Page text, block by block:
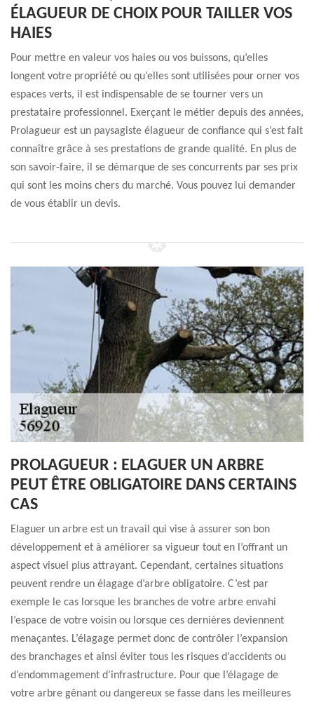
ÉLAGUEUR DE CHOIX POUR TAILLER VOS
HAIES
Pour mettre en valeur vos haies ou vos buissons, qu’elles
longent votre propriété ou qu’elles sont utilisées pour orner vos
espaces verts, il est indispensable de se tourner vers un
prestataire professionnel. Exerçant le métier depuis des années,
Prolagueur est un paysagiste élagueur de confiance qui s’est fait
connaître grâce à ses prestations de grande qualité. En plus de
son savoir-faire, il se démarque de ses concurrents par ses prix
qui sont les moins chers du marché. Vous pouvez lui demander
de vous établir un devis.
PROLAGUEUR : ELAGUER UN ARBRE
PEUT ÊTRE OBLIGATOIRE DANS CERTAINS
CAS
Elaguer un arbre est un travail qui vise à assurer son bon
développement et à améliorer sa vigueur tout en l’offrant un
aspect visuel plus attrayant. Cependant, certaines situations
peuvent rendre un élagage d’arbre obligatoire. C’est par
exemple le cas lorsque les branches de votre arbre envahi
l’espace de votre voisin ou lorsque ces dernières deviennent
menaçantes. L’élagage permet donc de contrôler l’expansion
des branchages et ainsi éviter tous les risques d’accidents ou
d’endommagement d’infrastructure. Pour que l’élagage de
votre arbre gênant ou dangereux se fasse dans les meilleures